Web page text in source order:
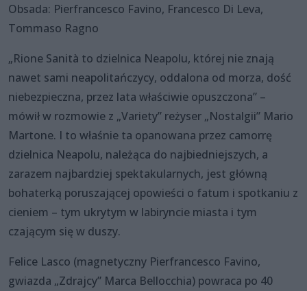
Obsada: Pierfrancesco Favino, Francesco Di Leva,
Tommaso Ragno
„Rione Sanità to dzielnica Neapolu, której nie znają
nawet sami neapolitańczycy, oddalona od morza, dość
niebezpieczna, przez lata właściwie opuszczona” –
mówił w rozmowie z „Variety” reżyser „Nostalgii” Mario
Martone. I to właśnie ta opanowana przez camorrę
dzielnica Neapolu, należąca do najbiedniejszych, a
zarazem najbardziej spektakularnych, jest główną
bohaterką poruszającej opowieści o fatum i spotkaniu z
cieniem – tym ukrytym w labiryncie miasta i tym
czającym się w duszy.
Felice Lasco (magnetyczny Pierfrancesco Favino,
gwiazda „Zdrajcy” Marca Bellocchia) powraca po 40